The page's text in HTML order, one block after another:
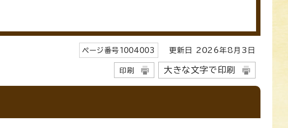
ページ番号 1004003 更新日 2026年8月3日
印刷 大きな文字で印刷